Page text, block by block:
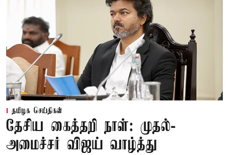
தமிழக செய்திகள்
தேசிய கைத்தறி நாள்: முதல்-
அமைச்சர் விஜய் வாழ்த்து